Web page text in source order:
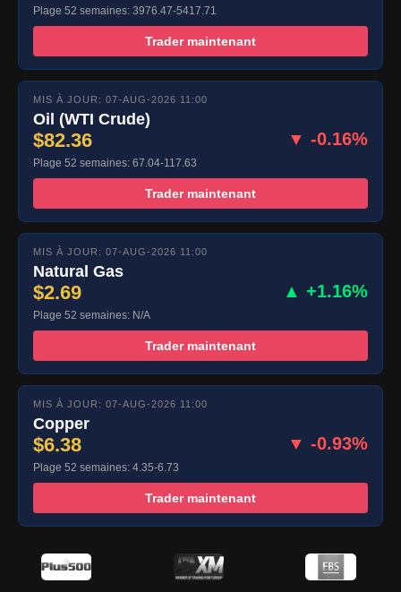
Plage 52 semaines: 3976.47-5417.71
Trader maintenant
MIS À JOUR: 07-AUG-2026 11:00
Oil (WTI Crude)
$82.36 ▼ -0.16%
Plage 52 semaines: 67.04-117.63
Trader maintenant
MIS À JOUR: 07-AUG-2026 11:00
Natural Gas
$2.69 ▲ +1.16%
Plage 52 semaines: N/A
Trader maintenant
MIS À JOUR: 07-AUG-2026 11:00
Copper
$6.38 ▼ -0.93%
Plage 52 semaines: 4.35-6.73
Trader maintenant